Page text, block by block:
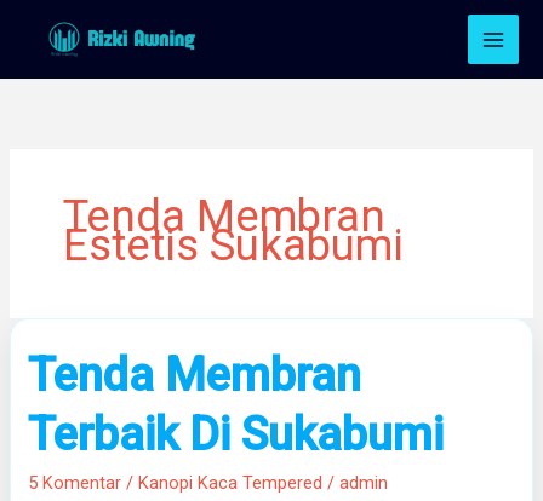
Tenda Membran
Estetis Sukabumi
Tenda Membran
Terbaik Di Sukabumi
5 Komentar /Kanopi Kaca Tempered /admin
Tenda
Membran
Terbaik
Di
Sukabumi